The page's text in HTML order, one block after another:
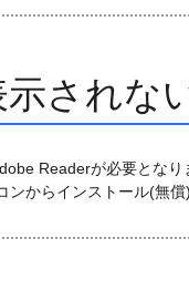
されな
Readerが必要となり
ンからインストール(無